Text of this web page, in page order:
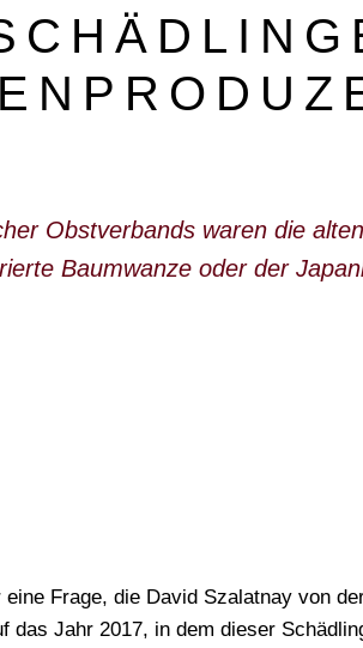
Obstverbands waren die
Baumwanze oder der
Frage, die David Szalatnay von
das Jahr 2017, in dem dieser